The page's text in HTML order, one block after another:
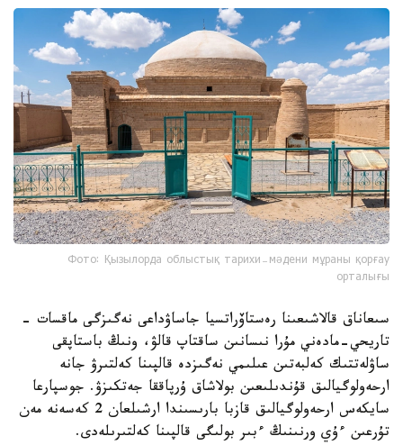
Фото: Қызылорда облыстық тарихи-мәдени мұраны қорғау
орталығы
سىعاناق قالاشىعىنا رەستاۆراتسيا جاساۋداعى نەگىزگى ماقسات -
تاريحي-مادەني مۇرا نىسانىن ساقتاپ قالۋ، ونىڭ باستاپقى
ساۋلەتتىك كەلبەتىن عىلىمي نەگىزدە قالپىنا كەلتىرۋ جانە
ارحەولوگيالىق قۇندىلىعىن بولاشاق ۇرپاققا جەتكىزۋ. جوسپارعا
سايكەس ارحەولوگيالىق قازبا بارىسىندا ارشىلعان 2 كەسەنە مەن
تۇرعىن ءۇي ورنىنىڭ ءبىر بولىگى قالپىنا كەلتىرىلەدى.